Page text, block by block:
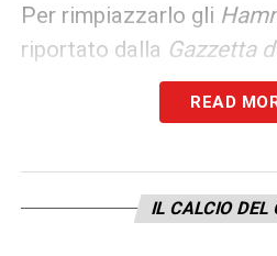
Per rimpiazzarlo gli
riportato dalla Gazzetta
guardano ancora una
preferito dagli inglesi è
LA PLAYLIST DELLE
READ
IL CALCIO DEL